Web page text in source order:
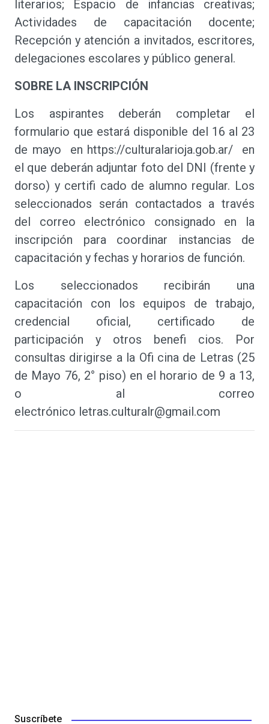
literarios; Espacio de infancias creativas;
Actividades de capacitación docente;
Recepción y atención a invitados, escritores,
delegaciones escolares y público general.
SOBRE LA INSCRIPCIÓN
Los aspirantes deberán completar el
formulario que estará disponible del 16 al 23
de mayo en https://culturalarioja.gob.ar/ en
el que deberán adjuntar foto del DNI (frente y
dorso) y certifi cado de alumno regular. Los
seleccionados serán contactados a través
del correo electrónico consignado en la
inscripción para coordinar instancias de
capacitación y fechas y horarios de función.
Los seleccionados recibirán una
capacitación con los equipos de trabajo,
credencial oficial, certificado de
participación y otros benefi cios. Por
consultas dirigirse a la Ofi cina de Letras (25
de Mayo 76, 2° piso) en el horario de 9 a 13,
o al correo
electrónico letras.culturalr@gmail.com
Suscríbete